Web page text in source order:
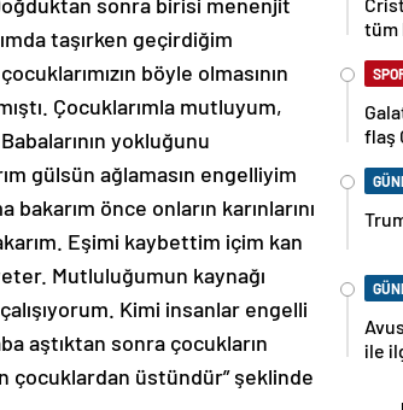
taşırken geçirdiğim
böyle olmasının
Çocuklarımla mutluyum,
yokluğunu
gülsün ağlamasın engelliyim
önce onların karınlarını
Eşimi kaybettim içim kan
Mutluluğumun kaynağı
Kimi insanlar engelli
aştıktan sonra çocukların
çocuklardan üstündür” şeklinde
tüm
flaş
ile